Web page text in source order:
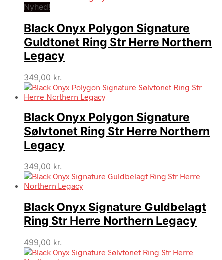
Nyhed!
Black Onyx Polygon Signature
Guldtonet Ring Str Herre Northern
Legacy
349,00 kr.
Black Onyx Polygon Signature
Sølvtonet Ring Str Herre Northern
Legacy
349,00 kr.
Black Onyx Signature Guldbelagt
Ring Str Herre Northern Legacy
499,00 kr.